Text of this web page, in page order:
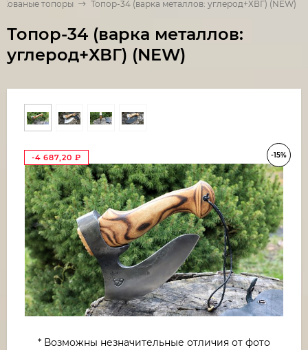
Кованые топоры Топор-34 (варка металлов: углерод+ХВГ) (NEW)
Топор-34 (варка металлов:
углерод+ХВГ) (NEW)
-15%
-4 687,20 ₽
* Возможны незначительные отличия от фото